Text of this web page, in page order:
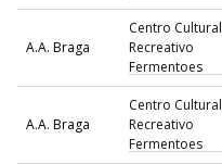
A.A. Braga
Centro Cultural
Recreativo
Fermentoes
A.A. Braga
Centro Cultural
Recreativo
Fermentoes